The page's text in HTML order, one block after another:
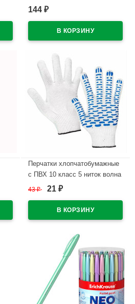
арт.TRI-24
144 ₽
Перчатки хлопчатобумажные
с ПВХ 10 класс 5 ниток волна
белые 132 тэкс
43₽ 21 ₽